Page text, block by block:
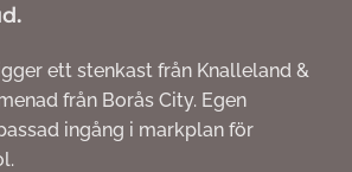
ett stenkast från Knalleland &
från Borås City. Egen
ingång i markplan för